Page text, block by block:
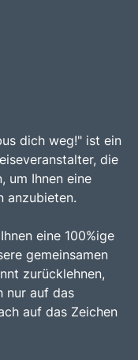
dich weg!" ist ein
die
um Ihnen eine
anzubieten.
eine 100%ige
gemeinsamen
zurücklehnen,
nur auf das
auf das Zeichen